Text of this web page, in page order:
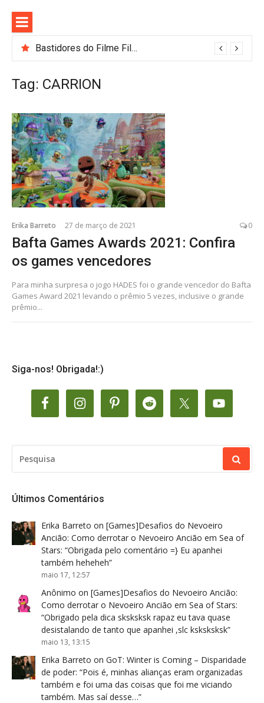
para
conteúdo
Bastidores do Filme Filhos de Sangue e Osso Revelam a Magia de Orïsha
Tag: CARRION
Erika Barreto 27 de março de 2021 0
Bafta Games Awards 2021: Confira
os games vencedores
Para minha surpresa o jogo HADES foi o grande vencedor do Bafta
Games Award 2021 levando o prêmio 5 vezes, inclusive o grande
prêmio...
Siga-nos! Obrigada!:)
POR:
Últimos Comentários
Erika Barreto on [Games]Desafios do Nevoeiro
Ancião: Como derrotar o Nevoeiro Ancião em Sea of
Stars: “Obrigada pelo comentário =} Eu apanhei
também heheheh”
maio 17, 12:57
Anônimo on [Games]Desafios do Nevoeiro Ancião:
Como derrotar o Nevoeiro Ancião em Sea of Stars:
“Obrigado pela dica sksksksk rapaz eu tava quase
desistalando de tanto que apanhei ,slc ksksksksk”
maio 13, 13:15
Erika Barreto on GoT: Winter is Coming – Disparidade
de poder: “Pois é, minhas alianças eram organizadas
também e foi uma das coisas que foi me viciando
também. Mas saí desse…”